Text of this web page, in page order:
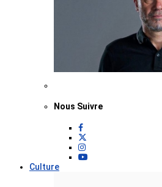
Nous Suivre
Culture